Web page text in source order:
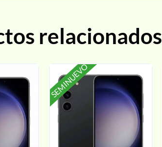
relacionados
SEMINUEVO